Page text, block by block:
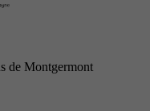
de Montgermont